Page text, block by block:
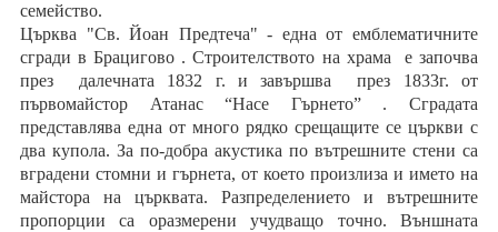
семейство.
Църква "Св. Йоан Предтеча" - една от емблематичните
сгради в Брацигово . Строителството на храма е започва
през далечната 1832 г. и завършва през 1833г. от
първомайстор Атанас “Насе Гърнето” . Сградата
представлява една от много рядко срещащите се църкви с
два купола. За по-добра акустика по вътрешните стени са
вградени стомни и гърнета, от което произлиза и името на
майстора на църквата. Разпределението и вътрешните
пропорции са оразмерени учудващо точно. Външната